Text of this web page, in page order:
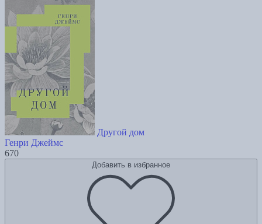
Другой дом
Генри Джеймс
670
Добавить в избранное